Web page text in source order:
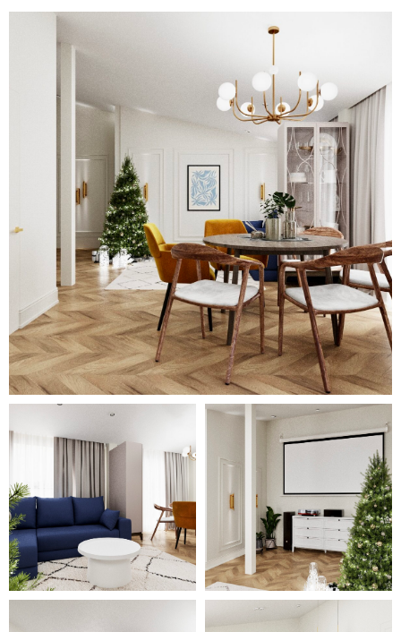
который в прихожей сменяет
немаркая светло-серая плитка.
В ванной комнате с душевой
использовано сочетание трёх
видов плитки – белой с
мраморным рисунком, светло-
голубой и белой с
геометрическим узором на
полу. Акцентом во второй
ванной в тёплых бело-
молочных тонах стало красивое
панно.
Светлые тона, гармонично
сочетающиеся оттенки белого,
молочного, серо-голубого
цветов, эффектные люстры и
бра делают дизайн
запоминающимся. В
большинстве комнат
использован яркий цветовой
нюанс. В гостиной это обивка
дивана насыщенно синего